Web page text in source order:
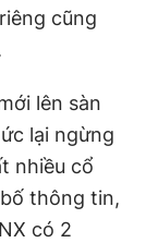
cũng
lên sàn
lại ngừng
nhiều cổ
thông tin,
có 2